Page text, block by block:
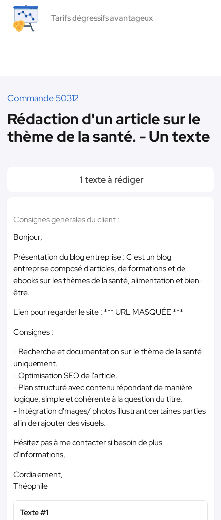
Tarifs dégressifs avantageux
Commande 50312
Rédaction d'un article sur le
thème de la santé. - Un texte
1 texte à rédiger
Consignes générales du client :
Bonjour,
Présentation du blog entreprise : C'est un blog
entreprise composé d'articles, de formations et de
ebooks sur les thèmes de la santé, alimentation et bien-
être.
Lien pour regarder le site : *** URL MASQUÉE ***
Consignes :
- Recherche et documentation sur le thème de la santé
uniquement.
- Optimisation SEO de l'article.
- Plan structuré avec contenu répondant de manière
logique, simple et cohérente à la question du titre.
- Intégration d'mages/ photos illustrant certaines parties
afin de rajouter des visuels.
Hésitez pas à me contacter si besoin de plus
d'informations,
Cordialement,
Théophile
Texte #1